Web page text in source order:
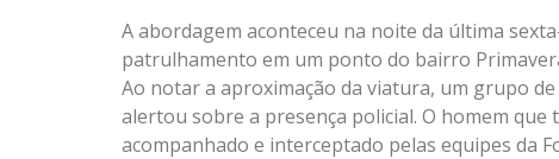
A abordagem aconteceu na noite da última
patrulhamento em um ponto do bairro
Ao notar a aproximação da viatura, um grupo
alertou sobre a presença policial. O homem
acompanhado e interceptado pelas equipes da